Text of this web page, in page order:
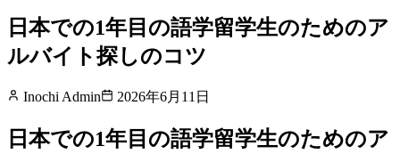
日本での1年目の語学留学生のためのア
ルバイト探しのコツ
Inochi Admin 2026年6月11日
日本での1年目の語学留学生のためのア